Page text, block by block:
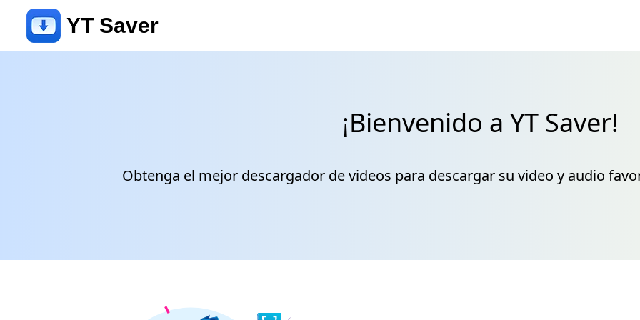
YT Saver
¡Bienvenido a YT Saver!
Obtenga el mejor descargador de videos para descargar su video y audio